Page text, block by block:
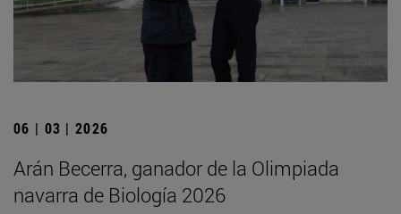
06 | 03 | 2026
Arán Becerra, ganador de la Olimpiada
navarra de Biología 2026